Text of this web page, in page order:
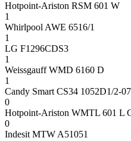
Hotpoint-Ariston RSM 601 W
1
Whirlpool AWE 6516/1
1
LG F1296CDS3
1
Weissgauff WMD 6160 D
1
Candy Smart CS34 1052D1/2-07
0
Hotpoint-Ariston WMTL 601 L
0
Indesit MTW A51051